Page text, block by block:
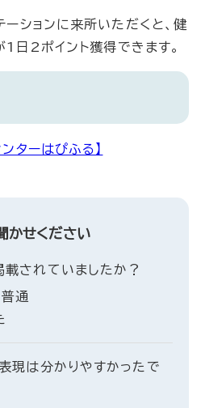
ーションに来所いただくと、健
1日2ポイント獲得できます。
ターはぴふる】
かせください
されていましたか？
普通
現は分かりやすかったで